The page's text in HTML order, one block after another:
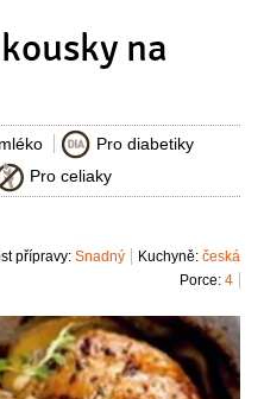
na
Pro diabetiky
Pro celiaky
Kuchyně: česká
přípravy: Snadný
Porce: 4